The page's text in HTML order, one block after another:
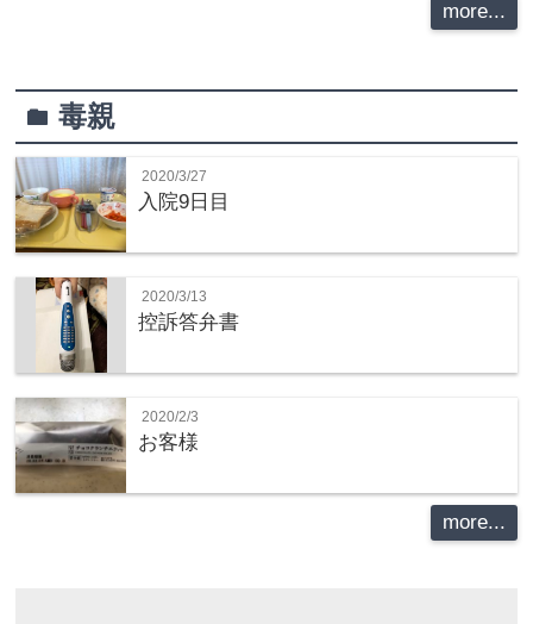
more...
folder毒親
2020/3/27
入院9日目
2020/3/13
控訴答弁書
2020/2/3
お客様
more...